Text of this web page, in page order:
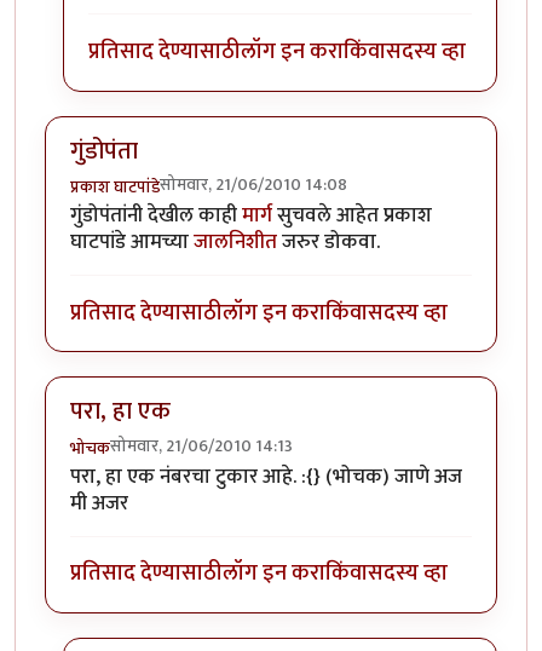
प्रतिसाद देण्यासाठीलॉग इन कराकिंवासदस्य व्हा
गुंडोपंता
प्रकाश घाटपांडेसोमवार, 21/06/2010 14:08
गुंडोपंतांनी देखील काहीमार्गसुचवले आहेत प्रकाश
घाटपांडे आमच्याजालनिशीतजरुर डोकवा.
प्रतिसाद देण्यासाठीलॉग इन कराकिंवासदस्य व्हा
परा, हा एक
भोचकसोमवार, 21/06/2010 14:13
परा, हा एक नंबरचा टुकार आहे. :{} (भोचक) जाणे अज
मी अजर
प्रतिसाद देण्यासाठीलॉग इन कराकिंवासदस्य व्हा